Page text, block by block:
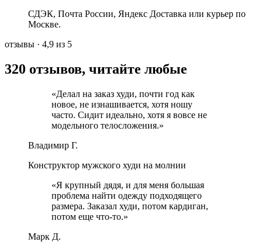
СДЭК, Почта России, Яндекс Доставка или курьер по
Москве.
отзывы · 4,9 из 5
320 отзывов, читайте любые
«Делал на заказ худи, почти год как
новое, не изнашивается, хотя ношу
часто. Сидит идеально, хотя я вовсе не
модельного телосложения.»
Владимир Г.
Конструктор мужского худи на молнии
«Я крупный дядя, и для меня большая
проблема найти одежду подходящего
размера. Заказал худи, потом кардиган,
потом еще что-то.»
Марк Д.